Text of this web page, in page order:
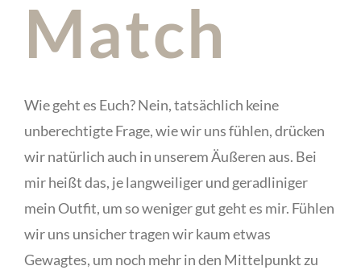
Match
Wie geht es Euch? Nein, tatsächlich keine
unberechtigte Frage, wie wir uns fühlen, drücken
wir natürlich auch in unserem Äußeren aus. Bei
mir heißt das, je langweiliger und geradliniger
mein Outfit, um so weniger gut geht es mir. Fühlen
wir uns unsicher tragen wir kaum etwas
Gewagtes, um noch mehr in den Mittelpunkt zu